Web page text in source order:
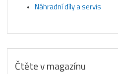
Náhradní díly a servis
Čtěte v magazínu